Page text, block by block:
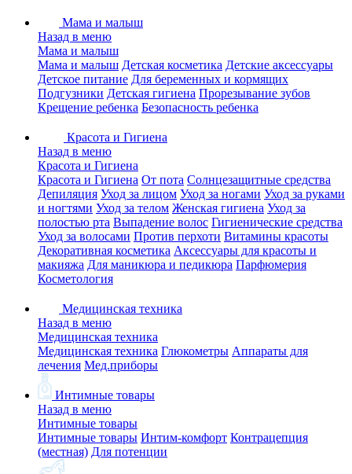
Мама и малыш
Назад в меню
Мама и малыш
Мама и малыш Детская косметика Детские аксессуары
Детское питание Для беременных и кормящих
Подгузники Детская гигиена Прорезывание зубов
Крещение ребенка Безопасность ребенка
Красота и Гигиена
Назад в меню
Красота и Гигиена
Красота и Гигиена От пота Солнцезащитные средства
Депиляция Уход за лицом Уход за ногами Уход за руками
и ногтями Уход за телом Женская гигиена Уход за
полостью рта Выпадение волос Гигиенические средства
Уход за волосами Против перхоти Витамины красоты
Декоративная косметика Аксессуары для красоты и
макияжа Для маникюра и педикюра Парфюмерия
Косметология
Медицинская техника
Назад в меню
Медицинская техника
Медицинская техника Глюкометры Аппараты для
лечения Мед.приборы
Интимные товары
Назад в меню
Интимные товары
Интимные товары Интим-комфорт Контрацепция
(местная) Для потенции